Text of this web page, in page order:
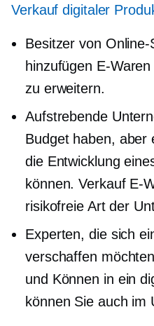
Verkauf digitaler
Besitzer von
hinzufügen E-Waren
zu erweitern.
Aufstrebende
Budget haben, aber
die Entwicklung
können. Verkauf E-
risikofreieArt der
Experten, die sich
verschaffen
und Können in ein
können Sie auch im